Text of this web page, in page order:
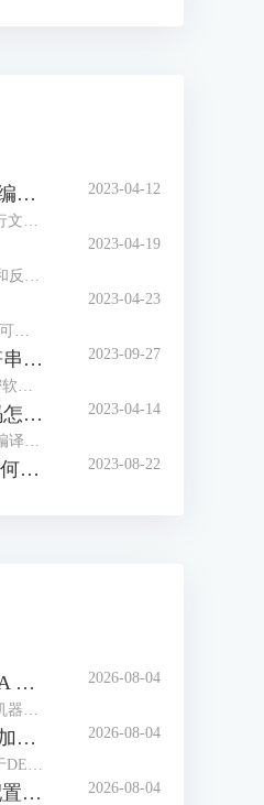
exe反编译工具哪个好？反编译能力强的工具盘点 2023-04-12
2023-04-19
2023-04-23
ida怎么查找字符串 ida字符串窗口快捷键 2023-09-27
ida如何转伪代码 ida伪代码怎么看 2023-04-14
dll反编译工具有哪些 ida如何反编译修改dll文件 2023-08-22
IDA Pro怎么导出C代码 IDA Pro导出的C代码缺少变量声明如何处理 2026-08-04
IDA Pro动态调试APK怎么加载符号 IDA Pro调试APK时符号名称缺失如何补全 2026-08-04
IDA Pro动态调试SO怎么配置远程服务器 IDA Pro远程调试连接频繁中断如何处理 2026-08-04